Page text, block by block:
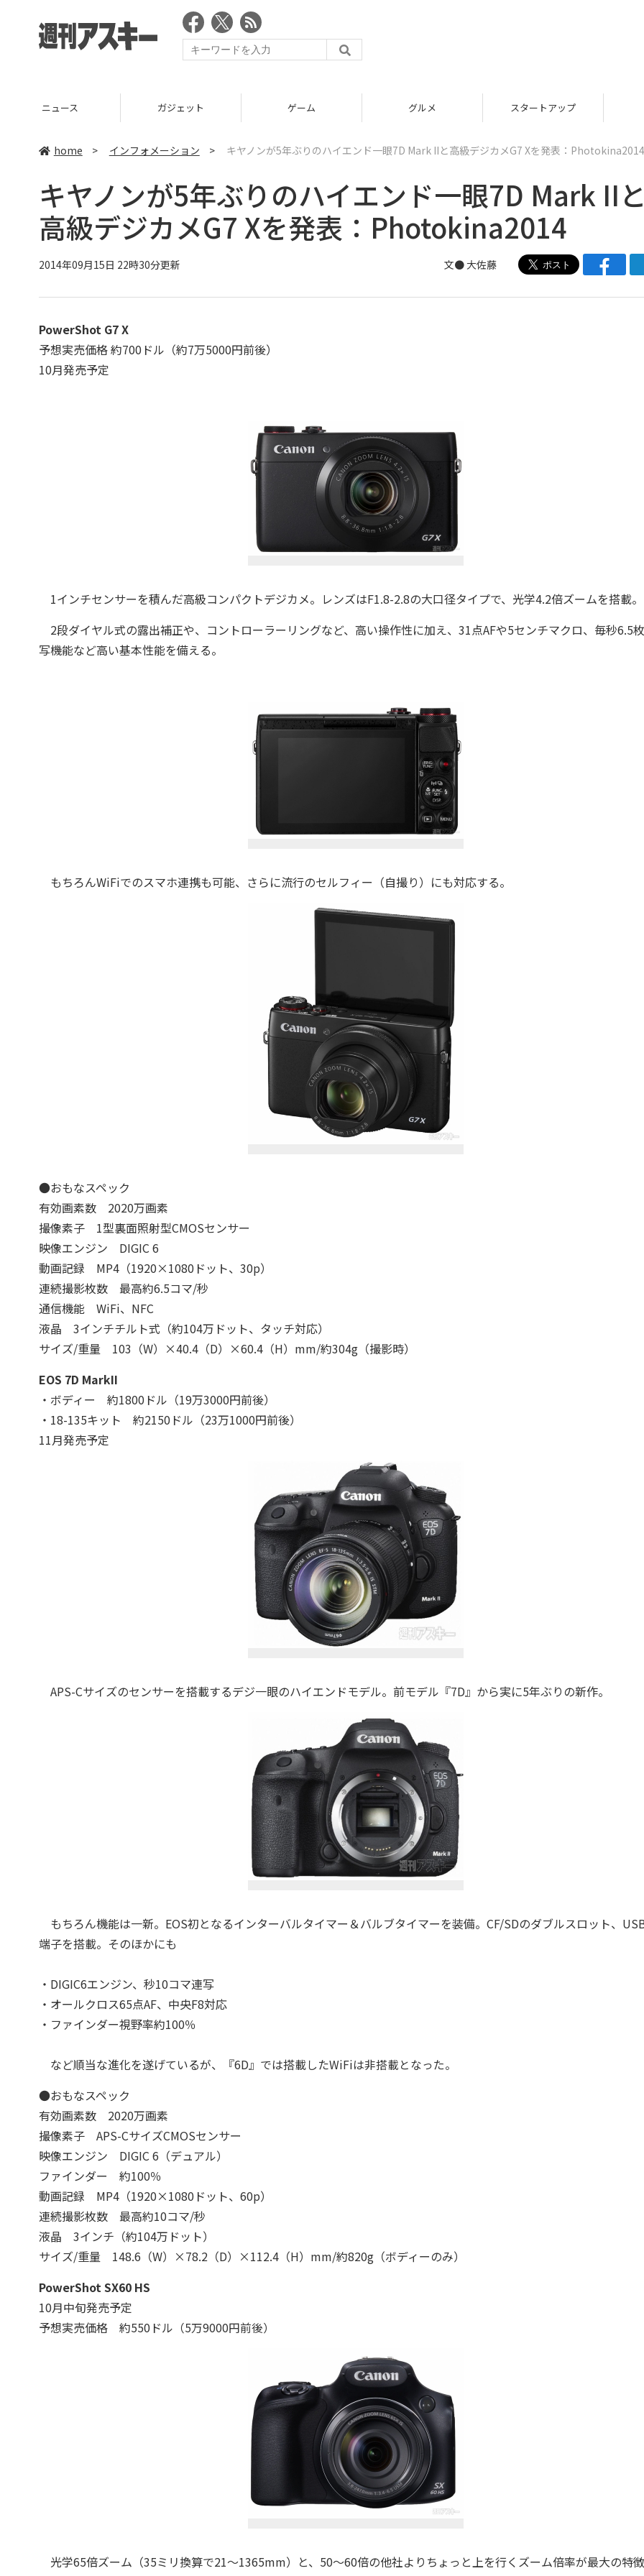
ニュース ガジェット ゲーム グルメ スタートアップ
home > インフォメーション > キヤノンが5年ぶりのハイエンド一眼7D Mark IIと高級デジカメG7 Xを発表：Photokina2014
キヤノンが5年ぶりのハイエンド一眼7D Mark II
高級デジカメG7 Xを発表：Photokina2014
2014年09月15日 22時30分更新 文●大佐藤
PowerShot G7 X
予想実売価格 約700ドル（約7万5000円前後）
10月発売予定
1インチセンサーを積んだ高級コンパクトデジカメ。レンズはF1.8-2.8の大口径タイプで、光学4.2倍ズームを搭載。
2段ダイヤル式の露出補正や、コントローラーリングなど、高い操作性に加え、31点AFや5センチマクロ、毎秒6.5
写機能など高い基本性能を備える。
もちろんWiFiでのスマホ連携も可能、さらに流行のセルフィー（自撮り）にも対応する。
●おもなスペック
有効画素数 2020万画素
撮像素子 1型裏面照射型CMOSセンサー
映像エンジン DIGIC 6
動画記録 MP4（1920×1080ドット、30p）
連続撮影枚数 最高約6.5コマ/秒
通信機能 WiFi、NFC
液晶 3インチチルト式（約104万ドット、タッチ対応）
サイズ/重量 103（W）×40.4（D）×60.4（H）mm/約304g（撮影時）
EOS 7D MarkII
・ボディー 約1800ドル（19万3000円前後）
・18-135キット 約2150ドル（23万1000円前後）
11月発売予定
APS-Cサイズのセンサーを搭載するデジ一眼のハイエンドモデル。前モデル『7D』から実に5年ぶりの新作。
もちろん機能は一新。EOS初となるインターバルタイマー＆バルブタイマーを装備。CF/SDのダブルスロット、
端子を搭載。そのほかにも
・DIGIC6エンジン、秒10コマ連写
・オールクロス65点AF、中央F8対応
・ファインダー視野率約100％
など順当な進化を遂げているが、『6D』では搭載したWiFiは非搭載となった。
●おもなスペック
有効画素数 2020万画素
撮像素子 APS-CサイズCMOSセンサー
映像エンジン DIGIC 6（デュアル）
ファインダー 約100％
動画記録 MP4（1920×1080ドット、60p）
連続撮影枚数 最高約10コマ/秒
液晶 3インチ（約104万ドット）
サイズ/重量 148.6（W）×78.2（D）×112.4（H）mm/約820g（ボディーのみ）
PowerShot SX60 HS
10月中旬発売予定
予想実売価格 約550ドル （5万9000円前後）
光学65倍ズーム（35ミリ換算で21～1365mm）と、50～60倍の他社よりちょっと上を行くズーム倍率が最大の特